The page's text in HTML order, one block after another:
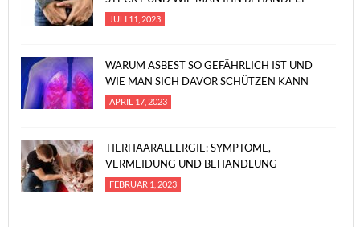
JULI 11, 2023
WARUM ASBEST SO GEFÄHRLICH IST UND
WIE MAN SICH DAVOR SCHÜTZEN KANN
APRIL 17, 2023
TIERHAARALLERGIE: SYMPTOME,
VERMEIDUNG UND BEHANDLUNG
FEBRUAR 1, 2023